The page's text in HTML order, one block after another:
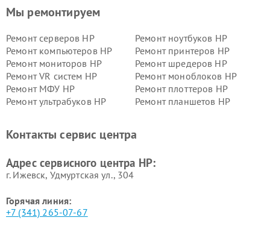
Мы ремонтируем
Ремонт серверов HP
Ремонт ноутбуков HP
Ремонт компьютеров HP
Ремонт принтеров HP
Ремонт мониторов HP
Ремонт шредеров HP
Ремонт VR систем HP
Ремонт моноблоков HP
Ремонт МФУ HP
Ремонт плоттеров HP
Ремонт ультрабуков HP
Ремонт планшетов HP
Контакты сервис центра
Адрес сервисного центра HP:
г. Ижевск, Удмуртская ул., 304
Горячая линия:
+7 (341) 265-07-67